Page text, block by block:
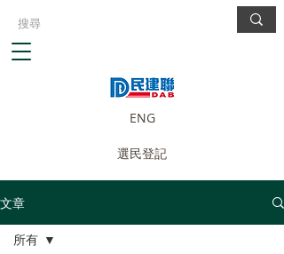
ENG
選民登記
文章
所有